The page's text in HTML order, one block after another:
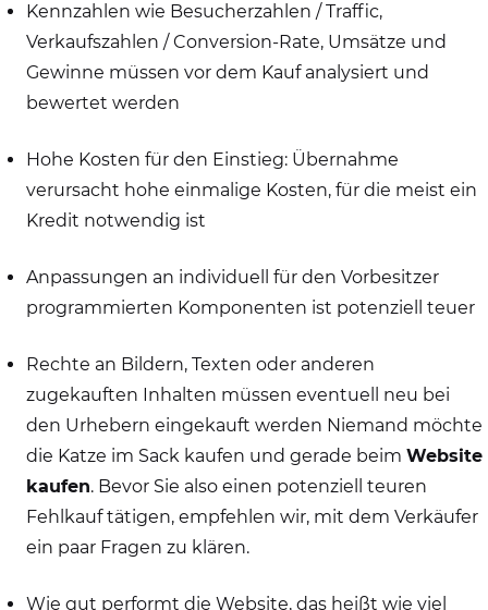
Kennzahlen wie Besucherzahlen / Traffic,
Verkaufszahlen / Conversion-Rate, Umsätze und
Gewinne müssen vor dem Kauf analysiert und
bewertet werden
Hohe Kosten für den Einstieg: Übernahme
verursacht hohe einmalige Kosten, für die meist ein
Kredit notwendig ist
Anpassungen an individuell für den Vorbesitzer
programmierten Komponenten ist potenziell teuer
Rechte an Bildern, Texten oder anderen
zugekauften Inhalten müssen eventuell neu bei
den Urhebern eingekauft werden Niemand möchte
die Katze im Sack kaufen und gerade beim Website
kaufen. Bevor Sie also einen potenziell teuren
Fehlkauf tätigen, empfehlen wir, mit dem Verkäufer
ein paar Fragen zu klären.
Wie gut performt die Website, das heißt wie viel